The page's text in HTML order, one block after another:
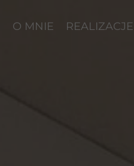
O MNIE REALIZACJE